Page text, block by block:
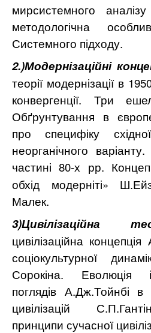
мирсистемного
методологічна
Системного підходу.
2.)Модернізаційні
теорії модернізації в
конвергенції. Три
Обґрунтування в
про специфіку
неорганічного
частині 80-х рр.
обхід модерніті»
Малек.
3)Цивілізаційна
цивілізаційна
соціокультурної
Сорокіна. Еволюція
поглядів А.Дж.Тойнбі в
цивілізацій
принципи сучасної